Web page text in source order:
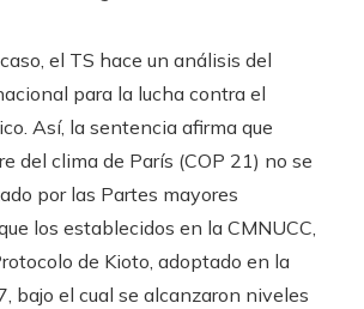
el TS hace un análisis del
para la lucha contra el
Así, la sentencia afirma que
del clima de París (COP 21) no se
por las Partes mayores
los establecidos en la CMNUCC,
de Kioto, adoptado en la
bajo el cual se alcanzaron niveles